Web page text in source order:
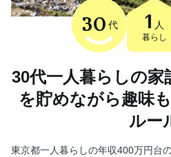
30 代 1 人
暮らし
30代一人暮らしの家
を貯めながら趣味
ルー
東京都一人暮らしの年収400万円台